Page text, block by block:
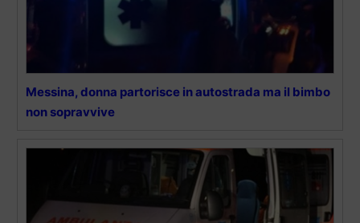
Messina, donna partorisce in autostrada ma il bimbo
non sopravvive